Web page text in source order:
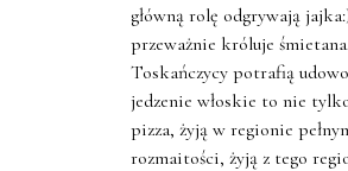
główną rolę odgrywają
przeważnie króluje
Toskańczycy potrafią
jedzenie włoskie to nie
pizza, żyją w regionie
rozmaitości, żyją z tego